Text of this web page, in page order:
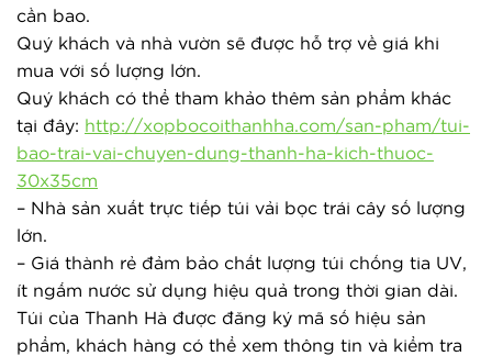
cần bao.
Quý khách và nhà vườn sẽ được hỗ trợ về giá khi
mua với số lượng lớn.
Quý khách có thể tham khảo thêm sản phẩm khác
tại đây: http://xopbocoithanhha.com/san-pham/tui-
bao-trai-vai-chuyen-dung-thanh-ha-kich-thuoc-
30x35cm
– Nhà sản xuất trực tiếp túi vải bọc trái cây số lượng
lớn.
– Giá thành rẻ đảm bảo chất lượng túi chống tia UV,
ít ngấm nước sử dụng hiệu quả trong thời gian dài.
Túi của Thanh Hà được đăng ký mã số hiệu sản
phẩm, khách hàng có thể xem thông tin và kiểm tra